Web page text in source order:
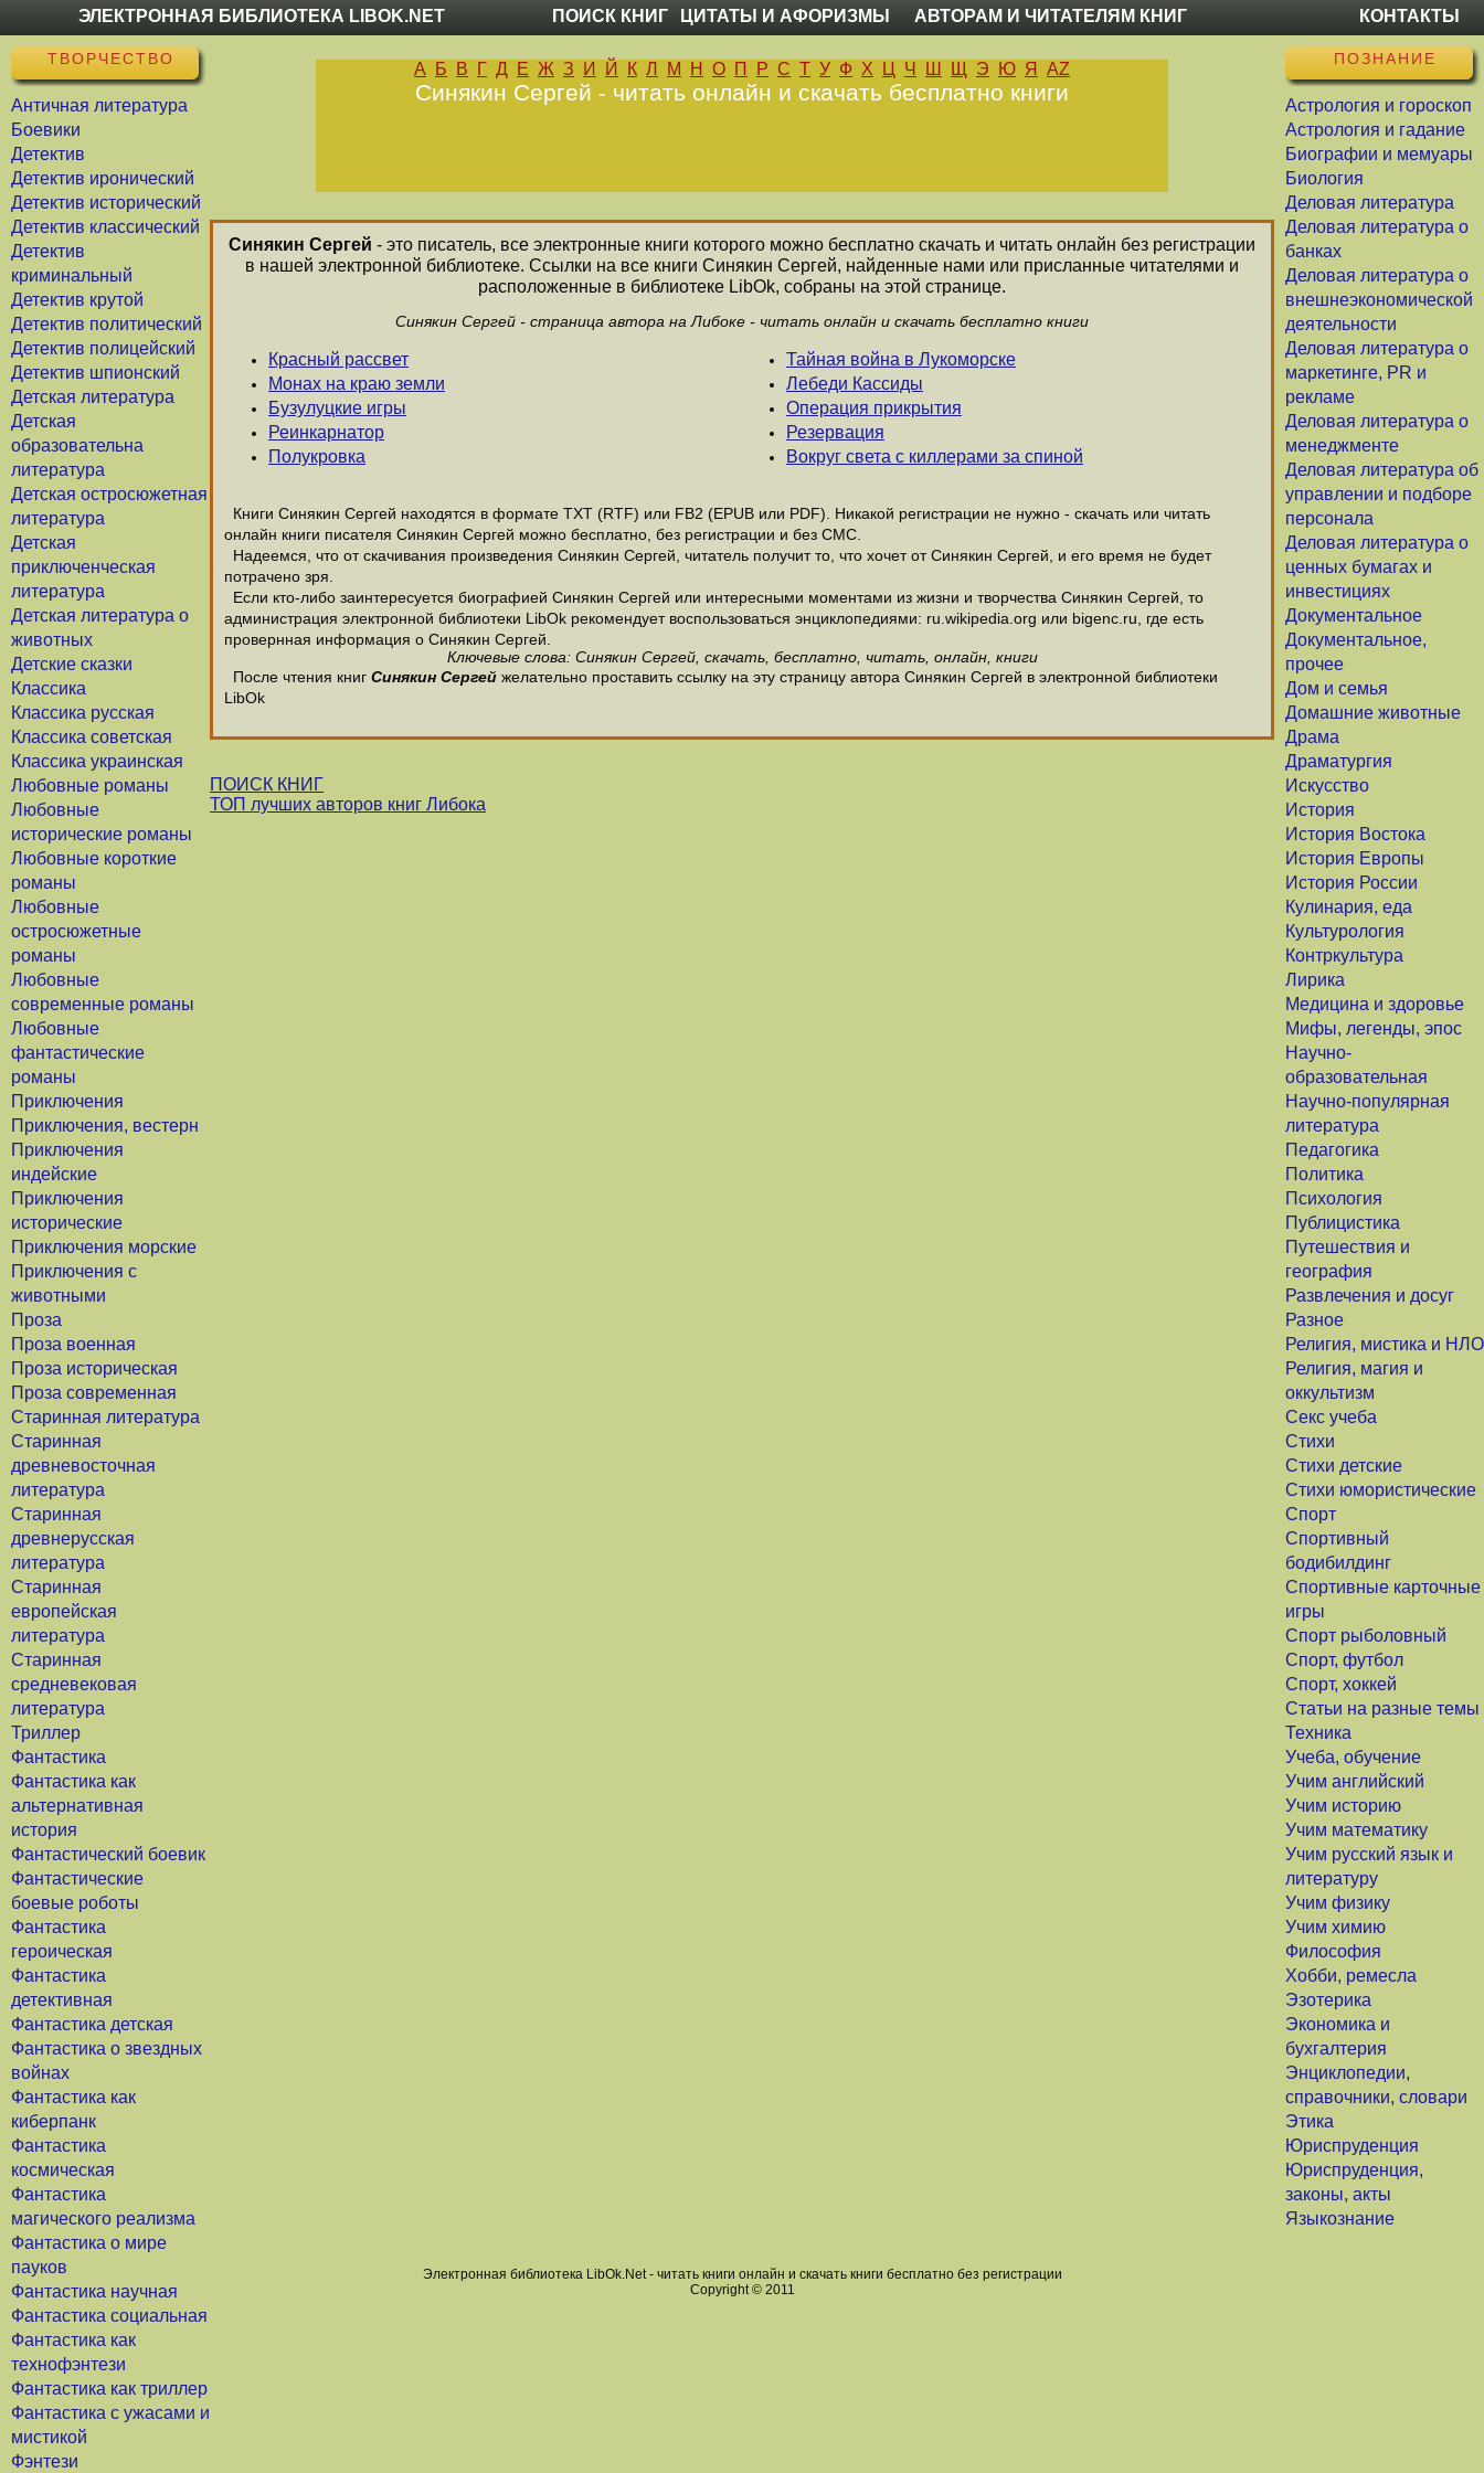
ЭЛЕКТРОННАЯ БИБЛИОТЕКА LIBOK.NET ПОИСК КНИГ ЦИТАТЫ И АФОРИЗМЫ АВТОРАМ И ЧИТАТЕЛЯМ КНИГ КОНТАКТЫ
ТВОРЧЕСТВО
Античная литература
Боевики
Детектив
Детектив иронический
Детектив исторический
Детектив классический
Детектив
криминальный
Детектив крутой
Детектив политический
Детектив полицейский
Детектив шпионский
Детская литература
Детская
образовательна
литература
Детская остросюжетная
литература
Детская
приключенческая
литература
Детская литература о
животных
Детские сказки
Классика
Классика русская
Классика советская
Классика украинская
Любовные романы
Любовные
исторические романы
Любовные короткие
романы
Любовные
остросюжетные
романы
Любовные
современные романы
Любовные
фантастические
романы
Приключения
Приключения, вестерн
Приключения
индейские
Приключения
исторические
Приключения морские
Приключения с
животными
Проза
Проза военная
Проза историческая
Проза современная
Старинная литература
Старинная
древневосточная
литература
Старинная
древнерусская
литература
Старинная
европейская
литература
Старинная
средневековая
литература
Триллер
Фантастика
Фантастика как
альтернативная
история
Фантастический боевик
Фантастические
боевые роботы
Фантастика
героическая
Фантастика
детективная
Фантастика детская
Фантастика о звездных
войнах
Фантастика как
киберпанк
Фантастика
космическая
Фантастика
магического реализма
Фантастика о мире
пауков
Фантастика научная
Фантастика социальная
Фантастика как
технофэнтези
Фантастика как триллер
Фантастика с ужасами и
мистикой
Фэнтези
ПОЗНАНИЕ
Астрология и гороскоп
Астрология и гадание
Биографии и мемуары
Биология
Деловая литература
Деловая литература о
банках
Деловая литература о
внешнеэкономической
деятельности
Деловая литература о
маркетинге, PR и
рекламе
Деловая литература о
менеджменте
Деловая литература об
управлении и подборе
персонала
Деловая литература о
ценных бумагах и
инвестициях
Документальное
Документальное,
прочее
Дом и семья
Домашние животные
Драма
Драматургия
Искусство
История
История Востока
История Европы
История России
Кулинария, еда
Культурология
Контркультура
Лирика
Медицина и здоровье
Мифы, легенды, эпос
Научно-
образовательная
Научно-популярная
литература
Педагогика
Политика
Психология
Публицистика
Путешествия и
география
Развлечения и досуг
Разное
Религия, мистика и НЛО
Религия, магия и
оккультизм
Секс учеба
Стихи
Стихи детские
Стихи юмористические
Спорт
Спортивный
бодибилдинг
Спортивные карточные
игры
Спорт рыболовный
Спорт, футбол
Спорт, хоккей
Статьи на разные темы
Техника
Учеба, обучение
Учим английский
Учим историю
Учим математику
Учим русский язык и
литературу
Учим физику
Учим химию
Философия
Хобби, ремесла
Эзотерика
Экономика и
бухгалтерия
Энциклопедии,
справочники, словари
Этика
Юриспруденция
Юриспруденция,
законы, акты
Языкознание
А Б В Г Д Е Ж З И Й К Л М Н О П Р С Т У Ф Х Ц Ч Ш Щ Э Ю Я AZ
Синякин Сергей - читать онлайн и скачать бесплатно книги
Синякин Сергей - это писатель, все электронные книги которого можно бесплатно скачать и читать онлайн без регистрации
в нашей электронной библиотеке. Ссылки на все книги Синякин Сергей, найденные нами или присланные читателями и
расположенные в библиотеке LibOk, собраны на этой странице.
Синякин Сергей - страница автора на Либоке - читать онлайн и скачать бесплатно книги
Красный рассвет
Монах на краю земли
Бузулуцкие игры
Реинкарнатор
Полукровка
Тайная война в Лукоморске
Лебеди Кассиды
Операция прикрытия
Резервация
Вокруг света с киллерами за спиной
Книги Синякин Сергей находятся в формате ТХТ (RTF) или FB2 (EPUB или PDF). Никакой регистрации не нужно - скачать или читать
онлайн книги писателя Синякин Сергей можно бесплатно, без регистрации и без СМС.
Надеемся, что от скачивания произведения Синякин Сергей, читатель получит то, что хочет от Синякин Сергей, и его время не будет
потрачено зря.
Если кто-либо заинтересуется биографией Синякин Сергей или интересными моментами из жизни и творчества Синякин Сергей, то
администрация электронной библиотеки LibOk рекомендует воспользоваться энциклопедиями: ru.wikipedia.org или bigenc.ru, где есть
провернная информация о Синякин Сергей.
Ключевые слова: Синякин Сергей, скачать, бесплатно, читать, онлайн, книги
После чтения книг Синякин Сергей желательно проставить ссылку на эту страницу автора Синякин Сергей в электронной библиотеки
LibOk
ПОИСК КНИГ
ТОП лучших авторов книг Либока
Электронная библиотека LibOk.Net - читать книги онлайн и скачать книги бесплатно без регистрации
Copyright © 2011